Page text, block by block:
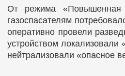
От режима «Повышенная
газоспасателям
оперативно провели
устройством локализовали
нейтрализовали «опасное